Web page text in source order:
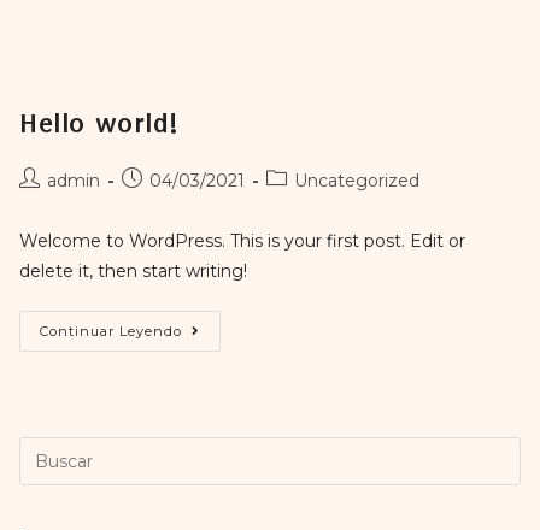
Hello world!
admin 04/03/2021 Uncategorized
Welcome to WordPress. This is your first post. Edit or
delete it, then start writing!
Continuar Leyendo